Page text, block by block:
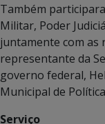
Também
Militar, Poder
juntamente com as
representante da
governo federal,
Municipal de
Serviço